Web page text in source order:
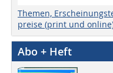
Themen,
preise (print und
Abo + Heft